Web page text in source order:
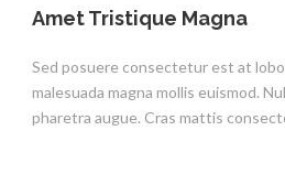
Amet Tristique Magna
Sed posuere consectetur est at
malesuada magna mollis euismod.
pharetra augue. Cras mattis